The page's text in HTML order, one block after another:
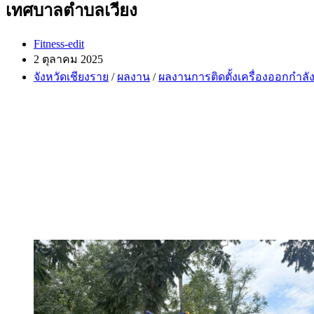
เทศบาลตำบลเวียง
Post
author:
Fitness-edit
Post
published:
2 ตุลาคม 2025
Post
category:
จังหวัดเชียงราย / ผลงาน / ผลงานการติดตั้งเครื่องออกกำลั